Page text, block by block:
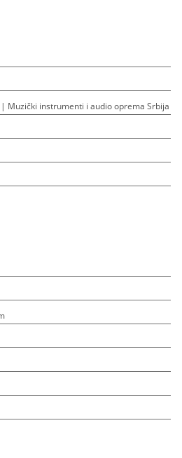
Muzički instrumenti i audio oprema Srbija